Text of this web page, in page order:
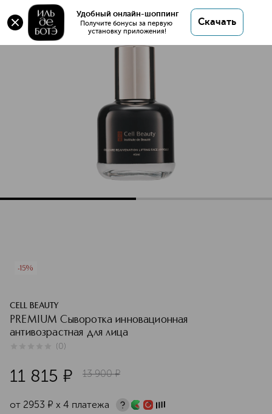
Удобный онлайн-шоппинг
Получите бонусы за первую
установку приложения!
Скачать
Оригинал 💯 PREMIUM Сыворотка
инновационная антивозрастная для лица купить
в интернет магазине ИЛЬ ДЕ БОТЭ с доставкой.
-15%
CELL BEAUTY
PREMIUM Сыворотка инновационная
антивозрастная для лица
(0)
11 815 ¤ 13 900 ¤
от 2953 ¤ х 4 платежа